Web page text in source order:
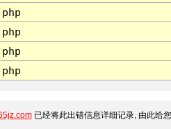
已经将此出错信息详细记录, 由此给